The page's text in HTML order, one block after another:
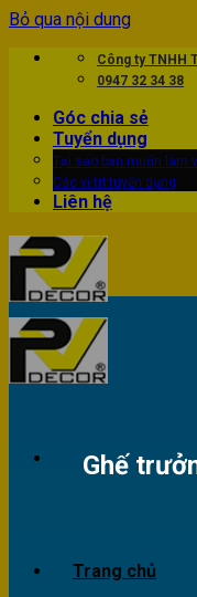
Bỏ qua nội dung
Công ty TNHH
0947 32 34 38
Góc chia sẻ
Tuyển dụng
Tại sao bạn muốn làm
Các vị trí tuyển dụng
Liên hệ
Trang chủ
Ghế